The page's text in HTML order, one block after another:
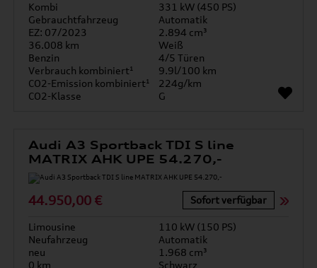
Kombi
331 kW (450 PS)
Gebrauchtfahrzeug
Automatik
EZ: 07/2023
2.894 cm³
36.008 km
Weiß
Benzin
4/5 Türen
Verbrauch kombiniert¹
9.9l/100 km
CO2-Emission kombiniert¹
224g/km
CO2-Klasse
G
Audi A3 Sportback TDI S line
MATRIX AHK UPE 54.270,-
44.950,00 € Sofort verfügbar
Limousine
110 kW (150 PS)
Neufahrzeug
Automatik
neu
1.968 cm³
0 km
Schwarz